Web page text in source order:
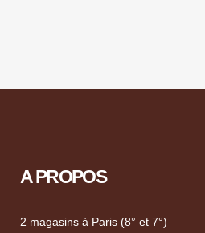
A PROPOS
2 magasins à Paris (8° et 7°)